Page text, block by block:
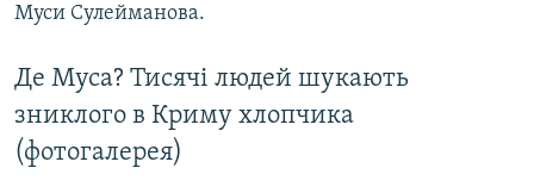
Муси Сулейманова.
Де Муса? Тисячі людей шукають
зниклого в Криму хлопчика
(фотогалерея)